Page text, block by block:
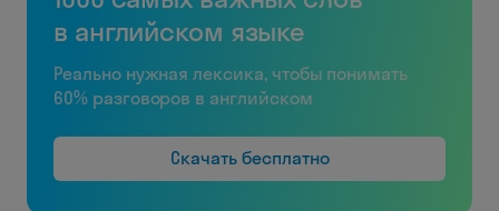
в английском языке
Реально нужная лексика, чтобы понимать
60% разговоров в английском
Скачать бесплатно